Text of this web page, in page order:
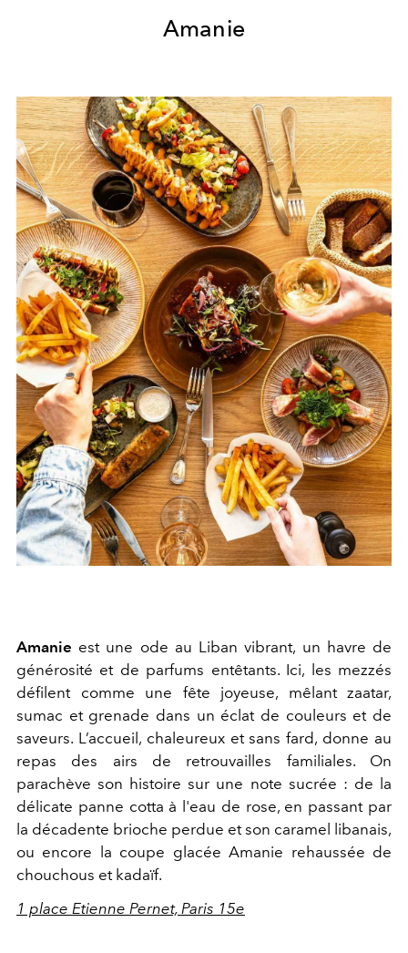
Amanie
Amanie est une ode au Liban vibrant, un havre de
générosité et de parfums entêtants. Ici, les mezzés
défilent comme une fête joyeuse, mêlant zaatar,
sumac et grenade dans un éclat de couleurs et de
saveurs. L’accueil, chaleureux et sans fard, donne au
repas des airs de retrouvailles familiales. On
parachève son histoire sur une note sucrée : de la
délicate panne cotta à l'eau de rose, en passant par
la décadente brioche perdue et son caramel libanais,
ou encore la coupe glacée Amanie rehaussée de
chouchous et kadaïf.
1 place Etienne Pernet, Paris 15e